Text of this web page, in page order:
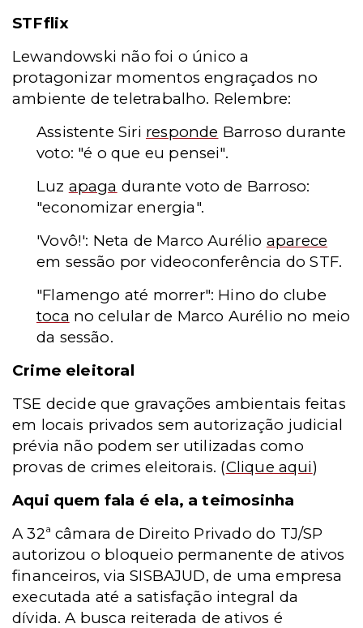
STFflix
Lewandowski não foi o único a
protagonizar momentos engraçados no
ambiente de teletrabalho. Relembre:
Assistente Siri responde Barroso durante
voto: "é o que eu pensei".
Luz apaga durante voto de Barroso:
"economizar energia".
'Vovô!': Neta de Marco Aurélio aparece
em sessão por videoconferência do STF.
"Flamengo até morrer": Hino do clube
toca no celular de Marco Aurélio no meio
da sessão.
Crime eleitoral
TSE decide que gravações ambientais feitas
em locais privados sem autorização judicial
prévia não podem ser utilizadas como
provas de crimes eleitorais. (Clique aqui)
Aqui quem fala é ela, a teimosinha
A 32ª câmara de Direito Privado do TJ/SP
autorizou o bloqueio permanente de ativos
financeiros, via SISBAJUD, de uma empresa
executada até a satisfação integral da
dívida. A busca reiterada de ativos é